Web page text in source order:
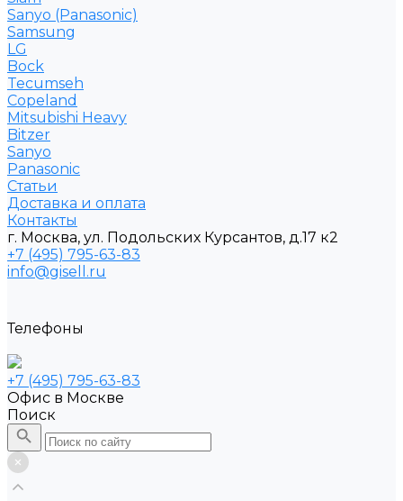
Sanyo (Panasonic)
Samsung
LG
Bock
Tecumseh
Copeland
Mitsubishi Heavy
Bitzer
Sanyo
Рanasonic
Статьи
Доставка и оплата
Контакты
г. Москва, ул. Подольских Курсантов, д.17 к2
+7 (495) 795-63-83
info@gisell.ru
Телефоны
+7 (495) 795-63-83
Офис в Москве
Поиск